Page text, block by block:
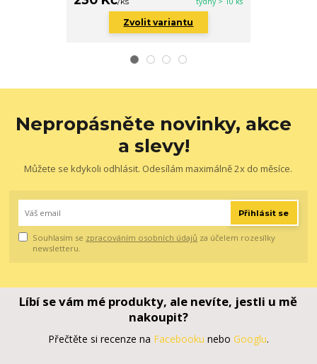
Zvolit variantu
Nepropásněte novinky, akce
a slevy!
Můžete se kdykoli odhlásit. Odesílám maximálně 2x do měsíce.
Přihlásit se
Souhlasím se zpracováním osobních údajů za účelem rozesílky
newsletteru.
Líbí se vám mé produkty, ale nevíte, jestli u mě
nakoupit?
Přečtěte si recenze na Facebooku nebo Googlu.